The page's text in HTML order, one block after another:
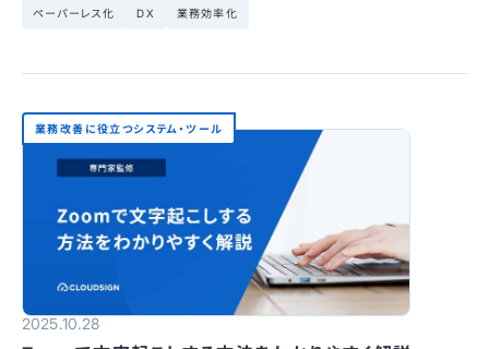
ペーパーレス化 DX 業務効率化
業務改善に役立つシステム・ツール
2025.10.28